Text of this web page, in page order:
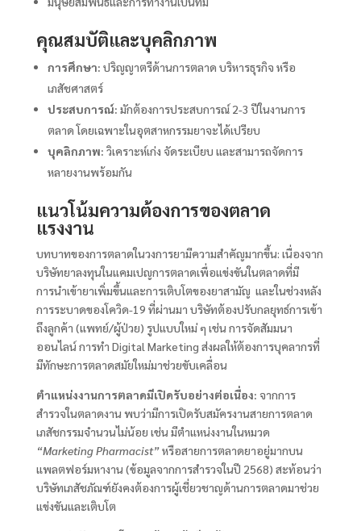
คุณสมบัติและบุคลิกภาพ
การศึกษา: ปริญญาตรีด้านการตลาด บริหารธุรกิจ หรือ
เภสัชศาสตร์
ประสบการณ์: มักต้องการประสบการณ์ 2-3 ปีในงานการ
ตลาด โดยเฉพาะในอุตสาหกรรมยาจะได้เปรียบ
บุคลิกภาพ: วิเคราะห์เก่ง จัดระเบียบ และสามารถจัดการ
หลายงานพร้อมกัน
แนวโน้มความต้องการของตลาด
แรงงาน
บทบาทของการตลาดในวงการยามีความสำคัญมากขึ้น: เนื่องจาก
บริษัทยาลงทุนในแคมเปญการตลาดเพื่อแข่งขันในตลาดที่มี
การนำเข้ายาเพิ่มขึ้นและการเติบโตของยาสามัญ และในช่วงหลัง
การระบาดของโควิด-19 ที่ผ่านมา บริษัทต้องปรับกลยุทธ์การเข้า
ถึงลูกค้า (แพทย์/ผู้ป่วย) รูปแบบใหม่ ๆ เช่น การจัดสัมมนา
ออนไลน์ การทำ Digital Marketing ส่งผลให้ต้องการบุคลากรที่
มีทักษะการตลาดสมัยใหม่มาช่วยขับเคลื่อน​
ตำแหน่งงานการตลาดมีเปิดรับอย่างต่อเนื่อง: จากการ
สำรวจในตลาดงาน พบว่ามีการเปิดรับสมัครงานสายการตลาด
เภสัชกรรมจำนวนไม่น้อย เช่น มีตำแหน่งงานในหมวด
“Marketing Pharmacist”หรือสายการตลาดยาอยู่มากบน
แพลตฟอร์มหางาน (ข้อมูลจากการสำรวจในปี 2568​) สะท้อนว่า
บริษัทเภสัชภัณฑ์ยังคงต้องการผู้เชี่ยวชาญด้านการตลาดมาช่วย
แข่งขันและเติบโต